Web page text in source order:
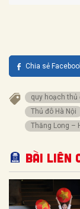
Chia sẻ
quy hoạch thủ
Thủ đô Hà Nội
Thăng Long –
Bài liên